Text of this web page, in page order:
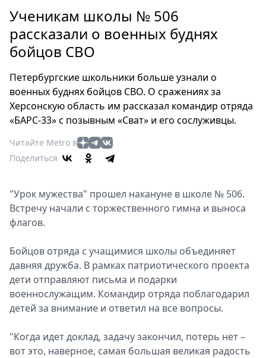
Россия
Мир
Здоровье
Туризм
Мода
Театр
Кино
Афиша
Книги
Пресс-
релизы
Metro
Стримы
Спецпроекты
Звезды
Выборы
Скачай
Metro
Ученикам школы № 506
рассказали о военных буднях
бойцов СВО
Петербургские школьники больше узнали о
военных буднях бойцов СВО. О сражениях за
Херсонскую область им рассказал командир отряда
«БАРС-33» с позывным «Сват» и его сослуживцы.
Читайте Metro в
Поделиться
"Урок мужества" прошел накануне в школе № 506.
Встречу начали с торжественного гимна и выноса
флагов.
Бойцов отряда с учащимися школы объединяет
давняя дружба. В рамках патриотического проекта
дети отправляют письма и подарки
военнослужащим. Командир отряда поблагодарил
детей за внимание и ответил на все вопросы.
"Когда идет доклад, задачу закончил, потерь нет –
вот это, наверное, самая большая великая радость